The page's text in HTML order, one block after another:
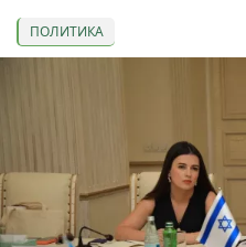
ПОЛИТИКА